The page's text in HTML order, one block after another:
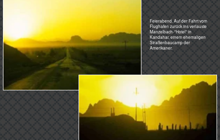
Man kann monatelang in Kandahar leben und arbeiten, ohne dass einem der Fluss Arghandab
überhaupt auffällt. Dabei hat er seit mehr als 2000 Jahren das Leben hier in der Steinwüste am
Rande der Sandwüste erst ermöglicht.
Die größte Wassermenge des schmutzigbraunen Wasser sfließt ab dem Staudamm fast
ausschließlich in Kanälen. Der Fluss entspringt nordwestlich von Ghazni in der Provinz Hazarajat und
fließt 20 km südlich von Girischk bei Qala Bost in den Helmend - wenn er dann noch Wasser führt. Er
40 km nordöstlich von Kandahar wird der Fluss aufgestaut. Turbinen erzeugen Strom. Die Staumauer
hält das Schmelzwasser des Hindukuschs im Frühjahr zurück. Das untere Bild zeigt einen Überlauf
des Stausees im Winter. Der See ist nach dem langen und heißen Sommer fast leer.Parallel zum
Arghandab fließt der Tarmak River. Er ist mit 350 km kürzer und führt weniger Wasser. Der Fluß
versorgt Ghazni, Zabul und auch Kandahar mit dem kostbaren Nass. Hätten Afghanen nicht auf den
Fluss hingewiesen, wäre er als solcher nicht erkannt worden. Auf Landkarten ist er meist nicht
eingezeichnet. Gute Landkarten gab es eh nicht, aber auch auf Google Earth ist er nicht zu finden.